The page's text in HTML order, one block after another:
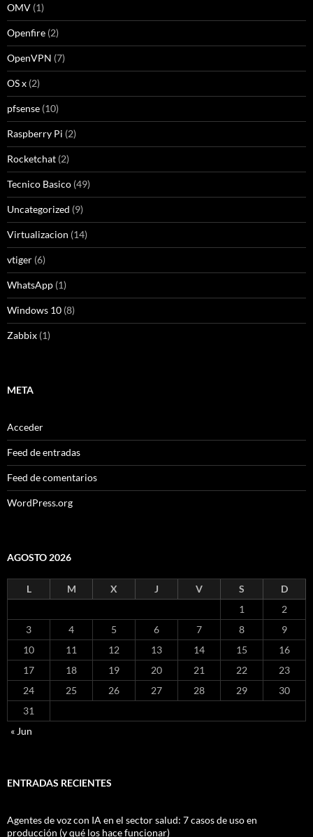
OMV (1)
Openfire (2)
OpenVPN (7)
OS x (2)
pfsense (10)
Raspberry Pi (2)
Rocketchat (2)
Tecnico Basico (49)
Uncategorized (9)
Virtualizacion (14)
vtiger (6)
WhatsApp (1)
Windows 10 (8)
Zabbix (1)
META
Acceder
Feed de entradas
Feed de comentarios
WordPress.org
AGOSTO 2026
L M X J V S
D
1
2
3
4 5 6 7 8
9
10
11 12 13 14 15
16
17
18 19 20 21 22
23
24
25 26 27 28 29
30
31
« Jun
ENTRADAS RECIENTES
Agentes de voz con IA en el sector salud: 7 casos de uso en
producción (y qué los hace funcionar)